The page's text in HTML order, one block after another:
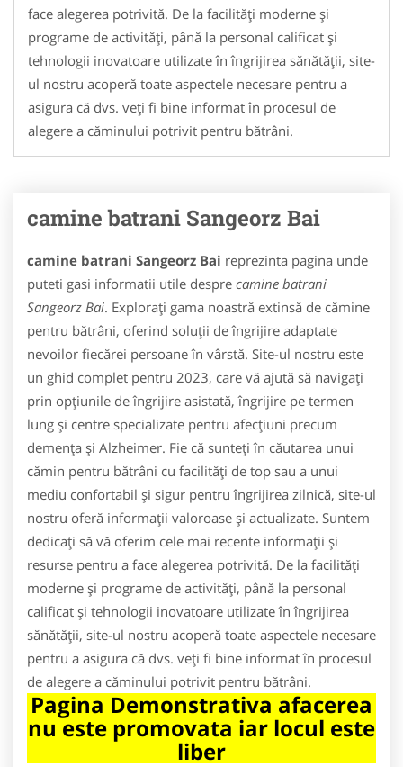
face alegerea potrivită. De la facilități moderne și
programe de activități, până la personal calificat și
tehnologii inovatoare utilizate în îngrijirea sănătății, site-
ul nostru acoperă toate aspectele necesare pentru a
asigura că dvs. veți fi bine informat în procesul de
alegere a căminului potrivit pentru bătrâni.
camine batrani Sangeorz Bai
camine batrani Sangeorz Bai reprezinta pagina unde
puteti gasi informatii utile despre camine batrani
Sangeorz Bai. Explorați gama noastră extinsă de cămine
pentru bătrâni, oferind soluții de îngrijire adaptate
nevoilor fiecărei persoane în vârstă. Site-ul nostru este
un ghid complet pentru 2023, care vă ajută să navigați
prin opțiunile de îngrijire asistată, îngrijire pe termen
lung și centre specializate pentru afecțiuni precum
demența și Alzheimer. Fie că sunteți în căutarea unui
cămin pentru bătrâni cu facilități de top sau a unui
mediu confortabil și sigur pentru îngrijirea zilnică, site-ul
nostru oferă informații valoroase și actualizate. Suntem
dedicați să vă oferim cele mai recente informații și
resurse pentru a face alegerea potrivită. De la facilități
moderne și programe de activități, până la personal
calificat și tehnologii inovatoare utilizate în îngrijirea
sănătății, site-ul nostru acoperă toate aspectele necesare
pentru a asigura că dvs. veți fi bine informat în procesul
de alegere a căminului potrivit pentru bătrâni.
Pagina Demonstrativa afacerea
nu este promovata iar locul este
liber